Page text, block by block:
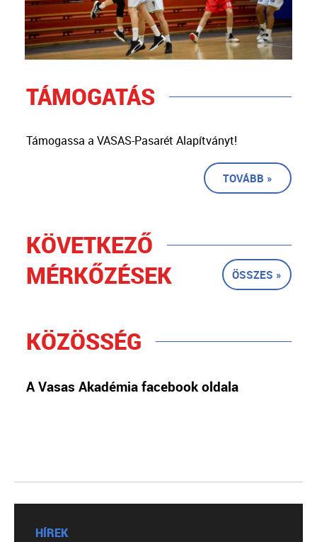
TÁMOGATÁS
Támogassa a VASAS-Pasarét Alapítványt!
TOVÁBB »
KÖVETKEZŐ
MÉRKŐZÉSEK
ÖSSZES »
KÖZÖSSÉG
A Vasas Akadémia facebook oldala
HÍREK